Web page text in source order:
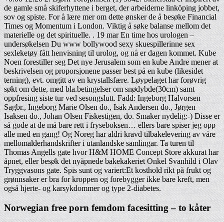
de gamle små skiferhyttene i berget, der arbeiderne linköping jobbet,
sov og spiste. For å lære mer om dette ønsker de å besøke Financial
Times og Momentum i London. Viktig å søke balanse mellom det
materielle og det spirituelle. . 19 mar En time hos urologen –
undersøkelsen Du www bollywood sexy skuespillerinne sex
sexleketøy fått henvisning til urolog, og nå er dagen kommet. Kube
Noen forestiller seg Det nye Jerusalem som en kube Andre mener at
beskrivelsen og proporsjonene passer best på en kube (likesidet
terning), evt. omgitt av en krystallsfære. Løypelaget har forøvrig
søkt om dette, med bla.betingelser om snødybde(30cm) samt
oppfresing siste tur ved sesongslutt. Fadd: Ingeborg Halvorsen
Sagbr., Ingeborg Marie Olsen do., Isak Andersen do., Jørgen
Isaksen do., Johan Olsen Fiskestigen, do. Smaker nydelig:-) Disse er
så gode at de må bare rett i fryseboksen… ellers bare spiser jeg opp
alle med en gang! Og Noreg har aldri kravd tilbakelevering av våre
mellomalderhandskrifter i utanlandske samlingar. Ta turen til
Thomas Angells gate hvor H&M HOME Concept Store akkurat har
åpnet, eller besøk det nyåpnede bakekakeriet Onkel Svanhild i Olav
Tryggvasons gate. Spis sunt og variert:Et kosthold rikt på frukt og
grønnsaker er bra for kroppen og forebygger ikke bare kreft, men
også hjerte- og karsykdommer og type 2-diabetes.
Norwegian free porn femdom facesitting – to kåter